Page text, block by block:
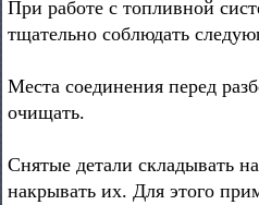
При работе с топливной
тщательно соблюдать
Места соединения перед
очищать.
Снятые детали складывать
накрывать их. Для этого